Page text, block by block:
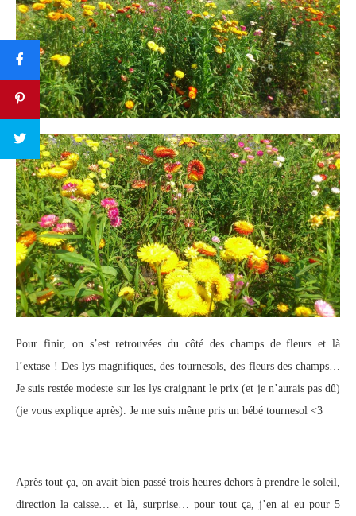
Pour finir, on s’est retrouvées du côté des champs de fleurs et là
l’extase ! Des lys magnifiques, des tournesols, des fleurs des champs…
Je suis restée modeste sur les lys craignant le prix (et je n’aurais pas dû)
(je vous explique après). Je me suis même pris un bébé tournesol <3
Après tout ça, on avait bien passé trois heures dehors à prendre le soleil,
direction la caisse… et là, surprise… pour tout ça, j’en ai eu pour 5